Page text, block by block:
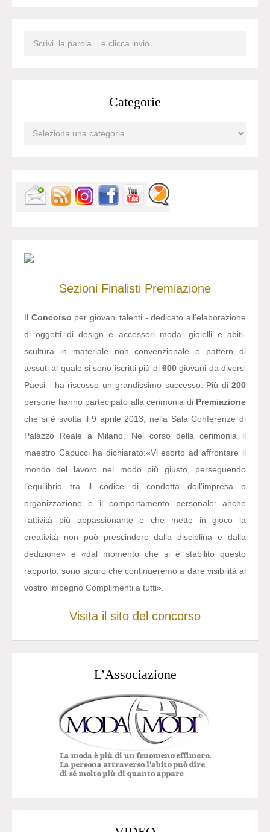
Categorie
Sezioni Finalisti Premiazione
Il Concorso per giovani talenti - dedicato all’elaborazione
di oggetti di design e accessori moda, gioielli e abiti-
scultura in materiale non convenzionale e pattern di
tessuti al quale si sono iscritti più di 600giovani da diversi
Paesi - ha riscosso un grandissimo successo. Più di 200
persone hanno partecipato alla cerimonia di Premiazione
che si è svolta il 9 aprile 2013, nella Sala Conferenze di
Palazzo Reale a Milano. Nel corso della cerimonia il
maestro Capucci ha dichiarato:«Vi esorto ad affrontare il
mondo del lavoro nel modo più giusto, perseguendo
l’equilibrio tra il codice di condotta dell’impresa o
organizzazione e il comportamento personale: anche
l’attività più appassionante e che mette in gioco la
creatività non può prescindere dalla disciplina e dalla
dedizione» e «dal momento che si è stabilito questo
rapporto, sono sicuro che continueremo a dare visibilità al
vostro impegno Complimenti a tutti».
Visita il sito del concorso
L’Associazione